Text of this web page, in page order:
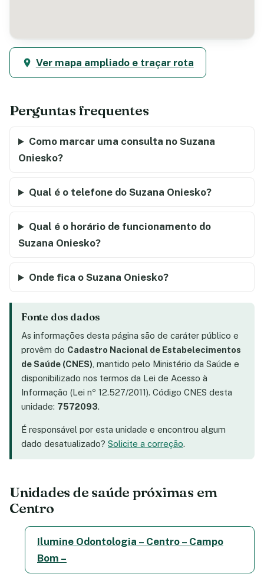
Ver mapa ampliado e traçar rota
Perguntas frequentes
Como marcar uma consulta no Suzana
Oniesko?
Qual é o telefone do Suzana Oniesko?
Qual é o horário de funcionamento do
Suzana Oniesko?
Onde fica o Suzana Oniesko?
Fonte dos dados
As informações desta página são de caráter público e
provêm do Cadastro Nacional de Estabelecimentos
de Saúde (CNES) , mantido pelo Ministério da Saúde e
disponibilizado nos termos da Lei de Acesso à
Informação (Lei nº 12.527/2011). Código CNES desta
unidade: 7572093.
É responsável por esta unidade e encontrou algum
dado desatualizado? Solicite a correção.
Unidades de saúde próximas em
Centro
Ilumine Odontologia – Centro – Campo
Bom –